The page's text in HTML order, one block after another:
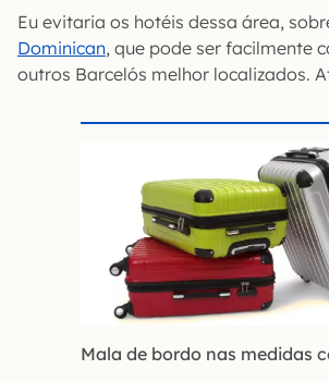
Eu evitaria os hotéis dessa área,
Dominican, que pode ser facilmente
outros Barcelós melhor localizados.
Mala de bordo nas medidas